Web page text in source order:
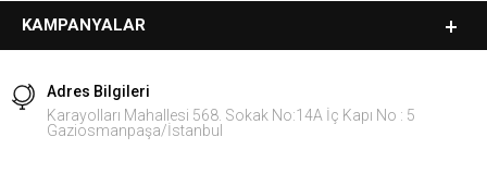
KAMPANYALAR
Adres Bilgileri
Karayolları Mahallesi 568. Sokak No:14A İç Kapı No : 5
Gaziosmanpaşa/İstanbul